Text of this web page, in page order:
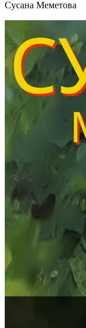
Сусана Меметова